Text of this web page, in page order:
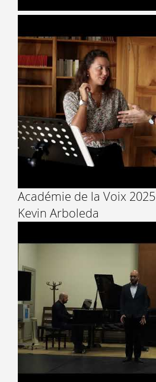
Académie de la Voix
Kevin Arboleda